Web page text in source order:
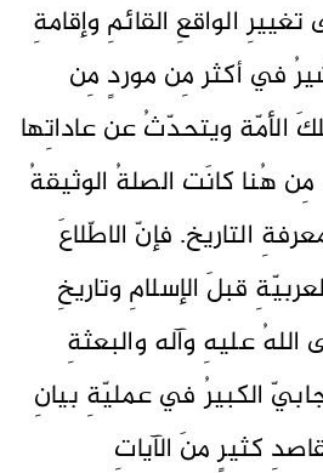
الواقعِ القائمِ وإقامةِ
في أكثر مِن موردٍ مِن
الأمّة ويتحدّثُ عن عاداتِها
مِن هُنا كانَت الصلةُ الوثيقةُ
التاريخ. فإنّ الاطّلاعَ
قبلَ الإسلامِ وتاريخِ
عليهِ وآله والبعثةِ
الكبيرُ في عمليّةِ بيانِ
كثيرٍ منَ الآياتِ